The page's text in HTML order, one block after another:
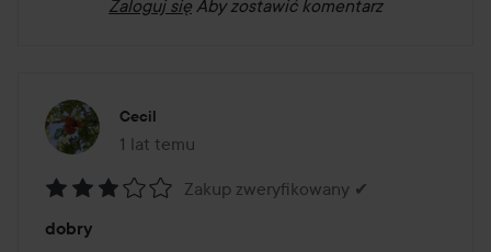
Zaloguj się Aby zostawić komentarz
Cecil
1 lat temu
Post został utworzony 1 lat temu
3
Zakup zweryfikowany ✔
dobry